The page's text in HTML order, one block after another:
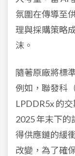
氛圍在傳導至
理與採購策略
沫。
隨著原廠將標
例如，聯發科
LPDDR5x 的
2025 年末下的
得供應鏈的緩
改變，為了確